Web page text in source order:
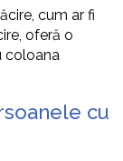
cum ar fi
oferă o
coloana
cu